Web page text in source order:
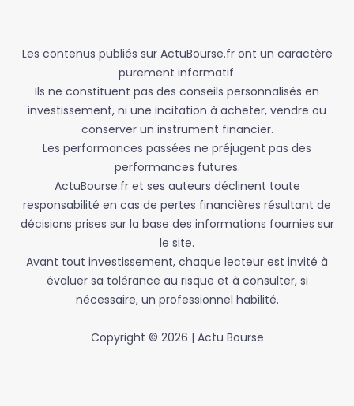
Les contenus publiés sur ActuBourse.fr ont un caractère
purement informatif.
Ils ne constituent pas des conseils personnalisés en
investissement, ni une incitation à acheter, vendre ou
conserver un instrument financier.
Les performances passées ne préjugent pas des
performances futures.
ActuBourse.fr et ses auteurs déclinent toute
responsabilité en cas de pertes financières résultant de
décisions prises sur la base des informations fournies sur
le site.
Avant tout investissement, chaque lecteur est invité à
évaluer sa tolérance au risque et à consulter, si
nécessaire, un professionnel habilité.
Copyright © 2026 | Actu Bourse